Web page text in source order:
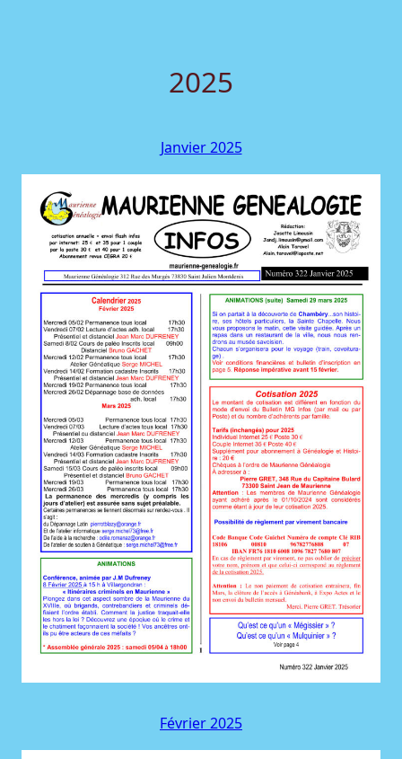
2025
Janvier 2025
Février 2025